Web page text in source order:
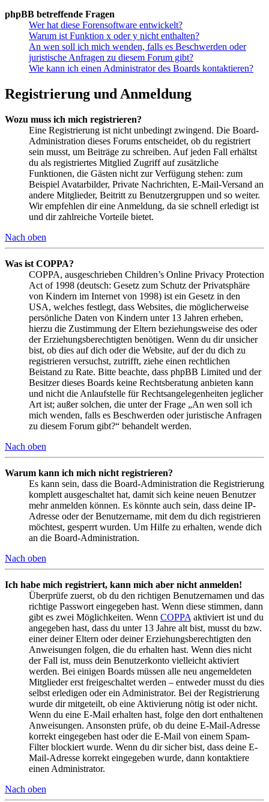
phpBB betreffende Fragen
Wer hat diese Forensoftware entwickelt?
Warum ist Funktion x oder y nicht enthalten?
An wen soll ich mich wenden, falls es Beschwerden oder
juristische Anfragen zu diesem Forum gibt?
Wie kann ich einen Administrator des Boards kontaktieren?
Registrierung und Anmeldung
Wozu muss ich mich registrieren?
Eine Registrierung ist nicht unbedingt zwingend. Die Board-
Administration dieses Forums entscheidet, ob du registriert
sein musst, um Beiträge zu schreiben. Auf jeden Fall erhältst
du als registriertes Mitglied Zugriff auf zusätzliche
Funktionen, die Gästen nicht zur Verfügung stehen: zum
Beispiel Avatarbilder, Private Nachrichten, E-Mail-Versand an
andere Mitglieder, Beitritt zu Benutzergruppen und so weiter.
Wir empfehlen dir eine Anmeldung, da sie schnell erledigt ist
und dir zahlreiche Vorteile bietet.
Nach oben
Was ist COPPA?
COPPA, ausgeschrieben Children’s Online Privacy Protection
Act of 1998 (deutsch: Gesetz zum Schutz der Privatsphäre
von Kindern im Internet von 1998) ist ein Gesetz in den
USA, welches festlegt, dass Websites, die möglicherweise
persönliche Daten von Kindern unter 13 Jahren erheben,
hierzu die Zustimmung der Eltern beziehungsweise des oder
der Erziehungsberechtigten benötigen. Wenn du dir unsicher
bist, ob dies auf dich oder die Website, auf der du dich zu
registrieren versuchst, zutrifft, ziehe einen rechtlichen
Beistand zu Rate. Bitte beachte, dass phpBB Limited und der
Besitzer dieses Boards keine Rechtsberatung anbieten kann
und nicht die Anlaufstelle für Rechtsangelegenheiten jeglicher
Art ist; außer solchen, die unter der Frage „An wen soll ich
mich wenden, falls es Beschwerden oder juristische Anfragen
zu diesem Forum gibt?“ behandelt werden.
Nach oben
Warum kann ich mich nicht registrieren?
Es kann sein, dass die Board-Administration die Registrierung
komplett ausgeschaltet hat, damit sich keine neuen Benutzer
mehr anmelden können. Es könnte auch sein, dass deine IP-
Adresse oder der Benutzername, mit dem du dich registrieren
möchtest, gesperrt wurden. Um Hilfe zu erhalten, wende dich
an die Board-Administration.
Nach oben
Ich habe mich registriert, kann mich aber nicht anmelden!
Überprüfe zuerst, ob du den richtigen Benutzernamen und das
richtige Passwort eingegeben hast. Wenn diese stimmen, dann
gibt es zwei Möglichkeiten. Wenn COPPA aktiviert ist und du
angegeben hast, dass du unter 13 Jahre alt bist, musst du bzw.
einer deiner Eltern oder deiner Erziehungsberechtigten den
Anweisungen folgen, die du erhalten hast. Wenn dies nicht
der Fall ist, muss dein Benutzerkonto vielleicht aktiviert
werden. Bei einigen Boards müssen alle neu angemeldeten
Mitglieder erst freigeschaltet werden – entweder musst du dies
selbst erledigen oder ein Administrator. Bei der Registrierung
wurde dir mitgeteilt, ob eine Aktivierung nötig ist oder nicht.
Wenn du eine E-Mail erhalten hast, folge den dort enthaltenen
Anweisungen. Ansonsten prüfe, ob du deine E-Mail-Adresse
korrekt eingegeben hast oder die E-Mail von einem Spam-
Filter blockiert wurde. Wenn du dir sicher bist, dass deine E-
Mail-Adresse korrekt eingegeben wurde, dann kontaktiere
einen Administrator.
Nach oben